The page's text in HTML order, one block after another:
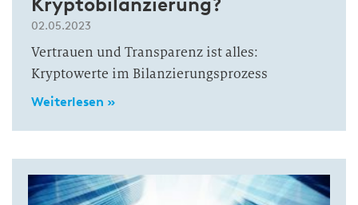
02.05.2023
Vertrauen und Transparenz ist alles:
Kryptowerte im Bilanzierungsprozess
Weiterlesen »